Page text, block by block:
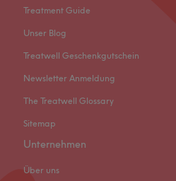
Treatment Guide
Unser Blog
Treatwell Geschenkgutschein
Newsletter Anmeldung
The Treatwell Glossary
Sitemap
Unternehmen
Über uns